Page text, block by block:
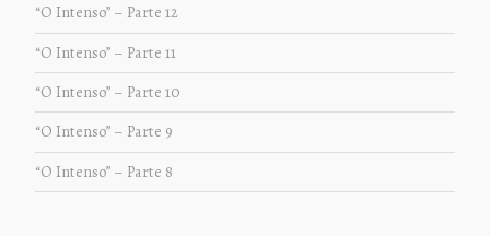
“O Intenso” – Parte 12
“O Intenso” – Parte 11
“O Intenso” – Parte 10
“O Intenso” – Parte 9
“O Intenso” – Parte 8